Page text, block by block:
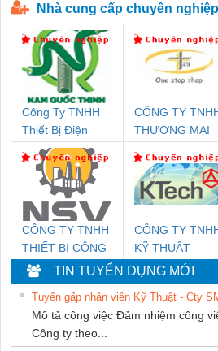
Nhà cung cấp chuyên nghiệp
Công Ty TNHH
Thiết Bị Điện
Nam Quốc Thịnh
CÔNG TY
THƯƠNG MẠI
NAM
CÔNG TY TNHH
THIẾT BỊ CÔNG
NGHIỆP NIHON
SETSUBI VIỆT
NAM
CÔNG TY
KỸ THUẬT
KTECH VIỆT
NAM
TIN TUYỂN DỤNG MỚI
Tuyển gấp nhân viên Kỹ Thuật - Cty
Mô tả công việc Đảm nhiệm công
Công ty theo...